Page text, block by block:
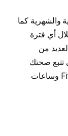
والشهرية كما
أي فترة
من
تتبع صحتك
ولياقتك مثل: ساعات Wear OS وساعات Fitbit وساعات